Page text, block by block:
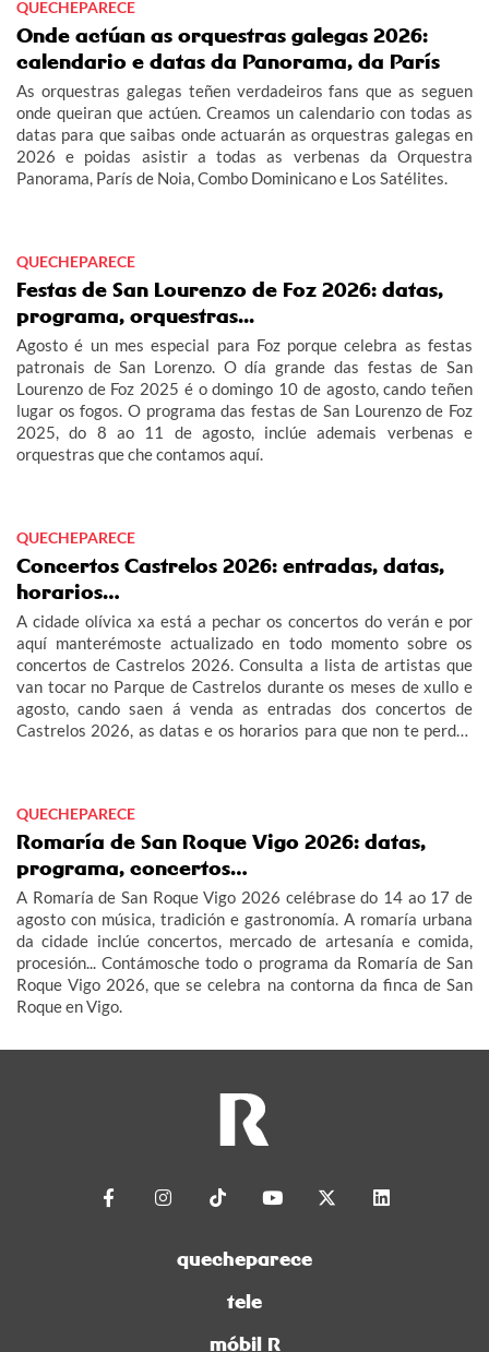
QUECHEPARECE
Onde actúan as orquestras galegas 2026:
calendario e datas da Panorama, da París
As orquestras galegas teñen verdadeiros fans que as seguen
onde queiran que actúen. Creamos un calendario con todas as
datas para que saibas onde actuarán as orquestras galegas en
2026 e poidas asistir a todas as verbenas da Orquestra
Panorama, París de Noia, Combo Dominicano e Los Satélites.
QUECHEPARECE
Festas de San Lourenzo de Foz 2026: datas,
programa, orquestras...
Agosto é un mes especial para Foz porque celebra as festas
patronais de San Lorenzo. O día grande das festas de San
Lourenzo de Foz 2025 é o domingo 10 de agosto, cando teñen
lugar os fogos. O programa das festas de San Lourenzo de Foz
2025, do 8 ao 11 de agosto, inclúe ademais verbenas e
orquestras que che contamos aquí.
QUECHEPARECE
Concertos Castrelos 2026: entradas, datas,
horarios…
A cidade olívica xa está a pechar os concertos do verán e por
aquí manterémoste actualizado en todo momento sobre os
concertos de Castrelos 2026. Consulta a lista de artistas que
van tocar no Parque de Castrelos durante os meses de xullo e
agosto, cando saen á venda as entradas dos concertos de
Castrelos 2026, as datas e os horarios para que non te perdas
QUECHEPARECE
Romaría de San Roque Vigo 2026: datas,
programa, concertos…
A Romaría de San Roque Vigo 2026 celébrase do 14 ao 17 de
agosto con música, tradición e gastronomía. A romaría urbana
da cidade inclúe concertos, mercado de artesanía e comida,
procesión... Contámosche todo o programa da Romaría de San
Roque Vigo 2026, que se celebra na contorna da finca de San
Roque en Vigo.
quecheparece
tele
móbil R